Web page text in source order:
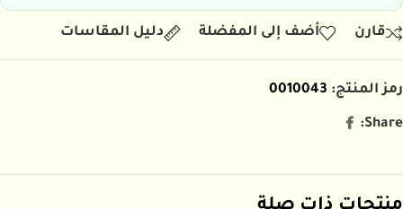
قارن أضف إلى المفضلة دليل المقاسات
رمز المنتج: 0010043
Share: